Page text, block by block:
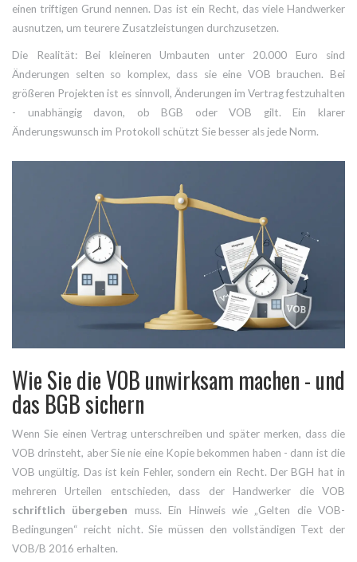
einen triftigen Grund nennen. Das ist ein Recht, das viele Handwerker
ausnutzen, um teurere Zusatzleistungen durchzusetzen.
Die Realität: Bei kleineren Umbauten unter 20.000 Euro sind
Änderungen selten so komplex, dass sie eine VOB brauchen. Bei
größeren Projekten ist es sinnvoll, Änderungen im Vertrag festzuhalten
- unabhängig davon, ob BGB oder VOB gilt. Ein klarer
Änderungswunsch im Protokoll schützt Sie besser als jede Norm.
Wie Sie die VOB unwirksam machen - und
das BGB sichern
Wenn Sie einen Vertrag unterschreiben und später merken, dass die
VOB drinsteht, aber Sie nie eine Kopie bekommen haben - dann ist die
VOB ungültig. Das ist kein Fehler, sondern ein Recht. Der BGH hat in
mehreren Urteilen entschieden, dass der Handwerker die VOB
schriftlich übergeben muss. Ein Hinweis wie „Gelten die VOB-
Bedingungen“ reicht nicht. Sie müssen den vollständigen Text der
VOB/B 2016 erhalten.